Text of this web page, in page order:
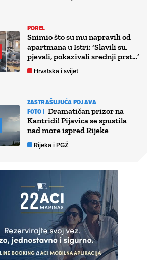
POREL
Snimio što su mu napravili od
apartmana u Istri: ‘Slavili su,
pjevali, pokazivali srednji prst…’
Hrvatska i svijet
ZASTRAŠUJUĆA POJAVA
FOTO | Dramatičan prizor na
Kantridi! Pijavica se spustila
nad more ispred Rijeke
Rijeka i PGŽ